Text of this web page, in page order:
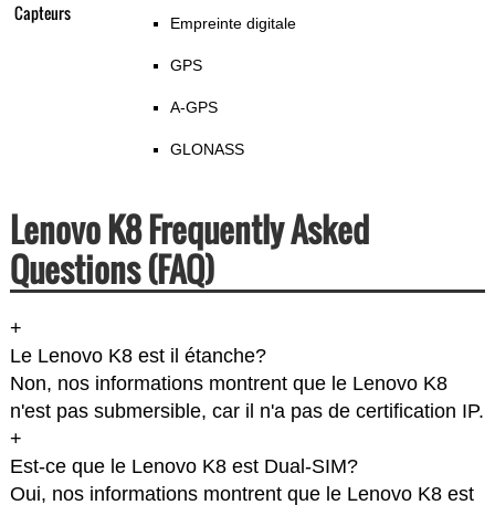
Capteurs Empreinte digitale
GPS
A-GPS
GLONASS
Lenovo K8 Frequently Asked
Questions (FAQ)
+
Le Lenovo K8 est il étanche?
Non, nos informations montrent que le Lenovo K8
n'est pas submersible, car il n'a pas de certification IP.
+
Est-ce que le Lenovo K8 est Dual-SIM?
Oui, nos informations montrent que le Lenovo K8 est